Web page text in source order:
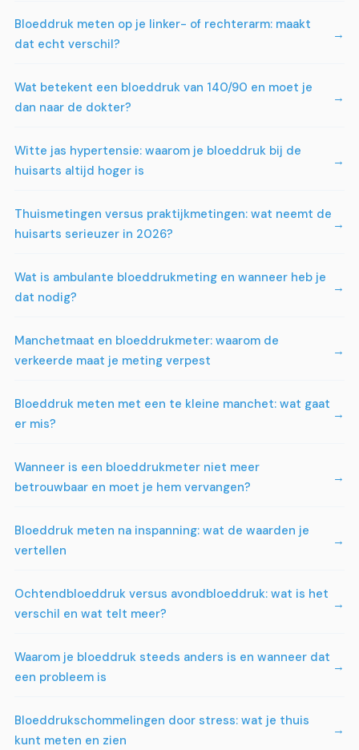
Bloeddruk meten op je linker- of rechterarm: maakt
dat echt verschil?
Wat betekent een bloeddruk van 140/90 en moet je
dan naar de dokter?
Witte jas hypertensie: waarom je bloeddruk bij de
huisarts altijd hoger is
Thuismetingen versus praktijkmetingen: wat neemt de
huisarts serieuzer in 2026?
Wat is ambulante bloeddrukmeting en wanneer heb je
dat nodig?
Manchetmaat en bloeddrukmeter: waarom de
verkeerde maat je meting verpest
Bloeddruk meten met een te kleine manchet: wat gaat
er mis?
Wanneer is een bloeddrukmeter niet meer
betrouwbaar en moet je hem vervangen?
Bloeddruk meten na inspanning: wat de waarden je
vertellen
Ochtendbloeddruk versus avondbloeddruk: wat is het
verschil en wat telt meer?
Waarom je bloeddruk steeds anders is en wanneer dat
een probleem is
Bloeddrukschommelingen door stress: wat je thuis
kunt meten en zien